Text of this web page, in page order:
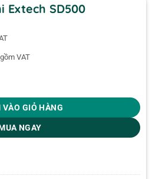
Extech SD500
VAT
số lượng
VÀO GIỎ HÀNG
NGAY